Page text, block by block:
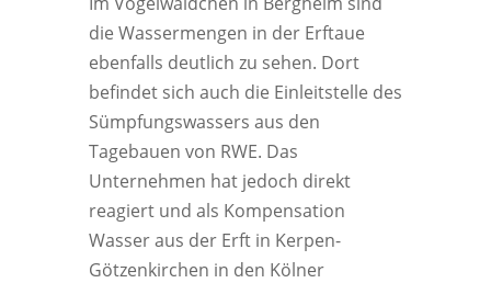
die Wassermengen in der Erftaue
ebenfalls deutlich zu sehen. Dort
befindet sich auch die Einleitstelle des
Sümpfungswassers aus den
Tagebauen von RWE. Das
Unternehmen hat jedoch direkt
reagiert und als Kompensation
Wasser aus der Erft in Kerpen-
Götzenkirchen in den Kölner